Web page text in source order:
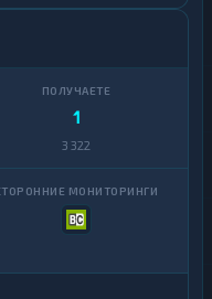
1
3 322